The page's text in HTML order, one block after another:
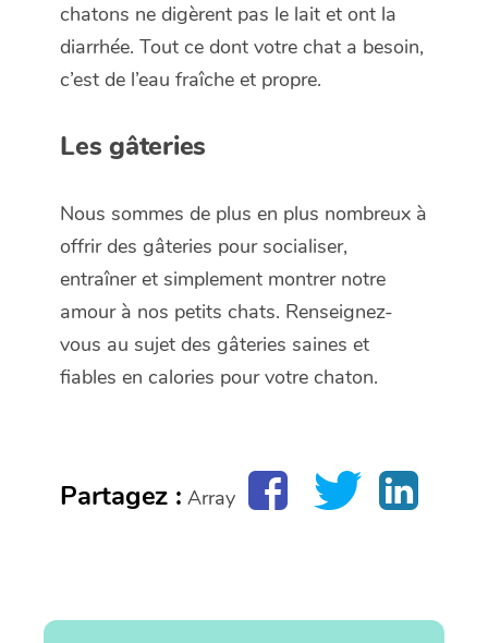
chatons ne digèrent pas le lait et ont la
diarrhée. Tout ce dont votre chat a besoin,
c’est de l’eau fraîche et propre.
Les gâteries
Nous sommes de plus en plus nombreux à
offrir des gâteries pour socialiser,
entraîner et simplement montrer notre
amour à nos petits chats. Renseignez-
vous au sujet des gâteries saines et
fiables en calories pour votre chaton.
Partagez : Array